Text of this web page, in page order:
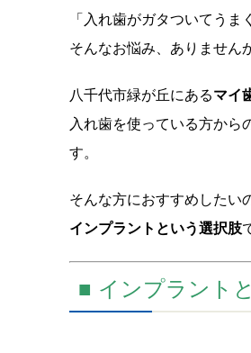
「入れ歯がガタついてう
そんなお悩み、ありません
八千代市緑が丘にあるマイ
入れ歯を使っている方から
す。
そんな方におすすめした
インプラントという選択肢
■ インプラント